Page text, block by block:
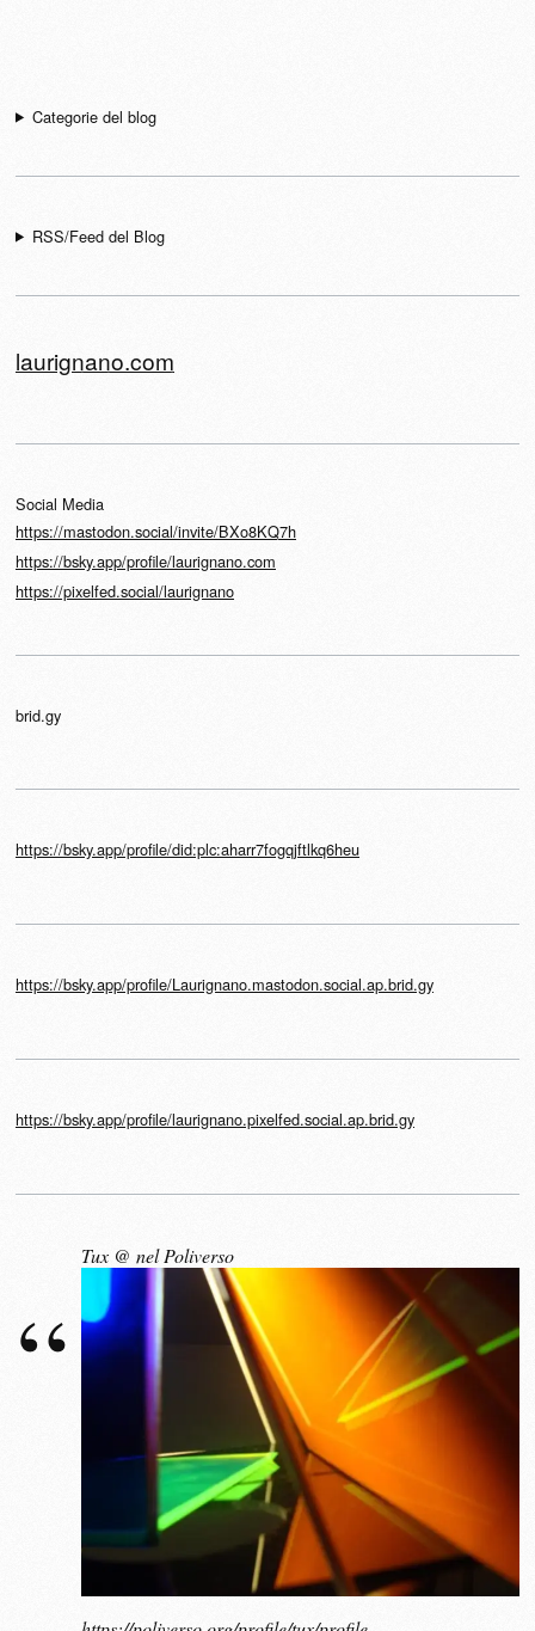
Categorie del blog
RSS/Feed del Blog
laurignano.com
Social Media
https://mastodon.social/invite/BXo8KQ7h
https://bsky.app/profile/laurignano.com
https://pixelfed.social/laurignano
brid.gy
https://bsky.app/profile/did:plc:aharr7fogqjftlkq6heu
https://bsky.app/profile/Laurignano.mastodon.social.ap.brid.gy
https://bsky.app/profile/laurignano.pixelfed.social.ap.brid.gy
Tux @ nel Poliverso